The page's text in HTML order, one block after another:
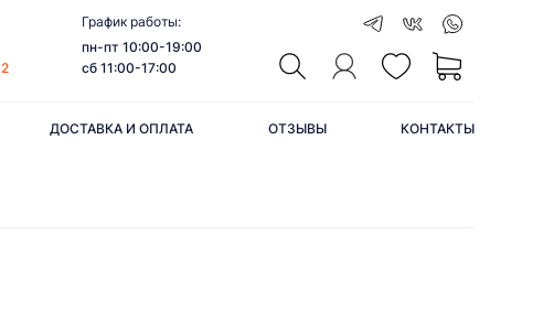
График работы:
пн-пт 10:00-19:00
сб 11:00-17:00
ДОСТАВКА И ОПЛАТА ОТЗЫВЫ КОНТАКТЫ